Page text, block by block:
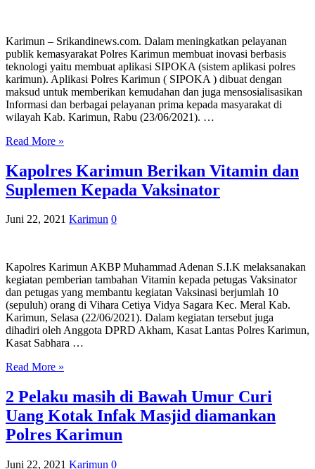
Karimun – Srikandinews.com. Dalam meningkatkan pelayanan
publik kemasyarakat Polres Karimun membuat inovasi berbasis
teknologi yaitu membuat aplikasi SIPOKA (sistem aplikasi polres
karimun). Aplikasi Polres Karimun ( SIPOKA ) dibuat dengan
maksud untuk memberikan kemudahan dan juga mensosialisasikan
Informasi dan berbagai pelayanan prima kepada masyarakat di
wilayah Kab. Karimun, Rabu (23/06/2021). …
Read More »
Kapolres Karimun Berikan Vitamin dan
Suplemen Kepada Vaksinator
Juni 22, 2021 Karimun 0
Kapolres Karimun AKBP Muhammad Adenan S.I.K melaksanakan
kegiatan pemberian tambahan Vitamin kepada petugas Vaksinator
dan petugas yang membantu kegiatan Vaksinasi berjumlah 10
(sepuluh) orang di Vihara Cetiya Vidya Sagara Kec. Meral Kab.
Karimun, Selasa (22/06/2021). Dalam kegiatan tersebut juga
dihadiri oleh Anggota DPRD Akham, Kasat Lantas Polres Karimun,
Kasat Sabhara …
Read More »
2 Pelaku masih di Bawah Umur Curi
Uang Kotak Infak Masjid diamankan
Polres Karimun
Juni 22, 2021 Karimun 0